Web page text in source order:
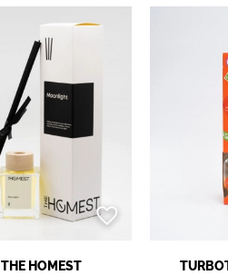
THE HOMEST